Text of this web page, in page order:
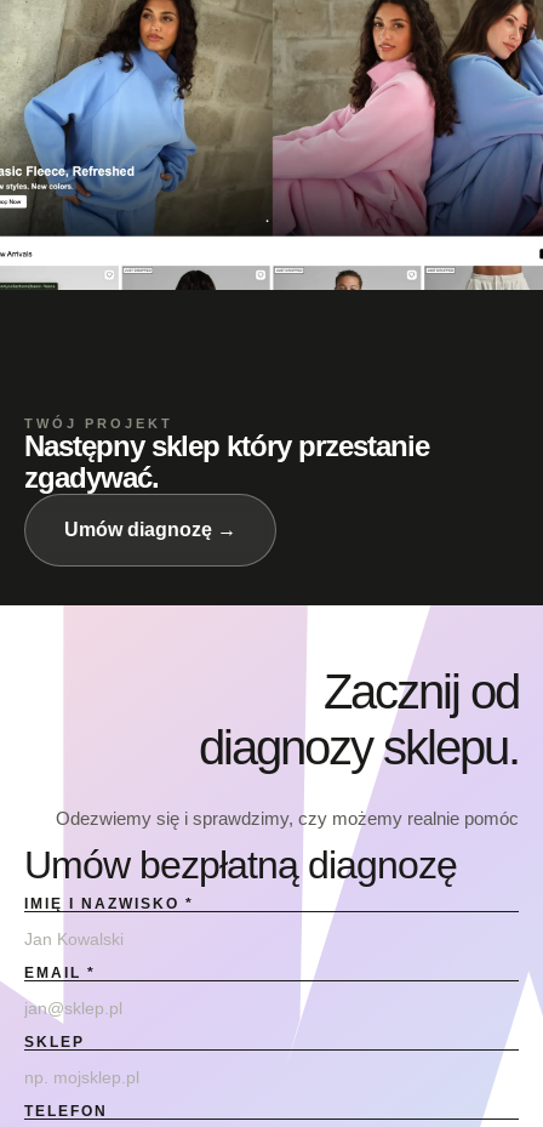
TWÓJ PROJEKT
Następny sklep który przestanie
zgadywać.
Umów diagnozę →
Zacznij od
diagnozy sklepu.
Odezwiemy się i sprawdzimy, czy możemy realnie pomóc
Umów bezpłatną diagnozę
IMIĘ I NAZWISKO *
EMAIL *
SKLEP
TELEFON